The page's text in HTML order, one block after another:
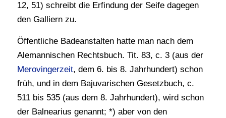
12, 51) schreibt die Erfindung der Seife dagegen
den Galliern zu.
Öffentliche Badeanstalten hatte man nach dem
Alemannischen Rechtsbuch. Tit. 83, c. 3 (aus der
Merovingerzeit, dem 6. bis 8. Jahrhundert) schon
früh, und in dem Bajuvarischen Gesetzbuch, c.
511 bis 535 (aus dem 8. Jahrhundert), wird schon
der Balnearius genannt; *) aber von den